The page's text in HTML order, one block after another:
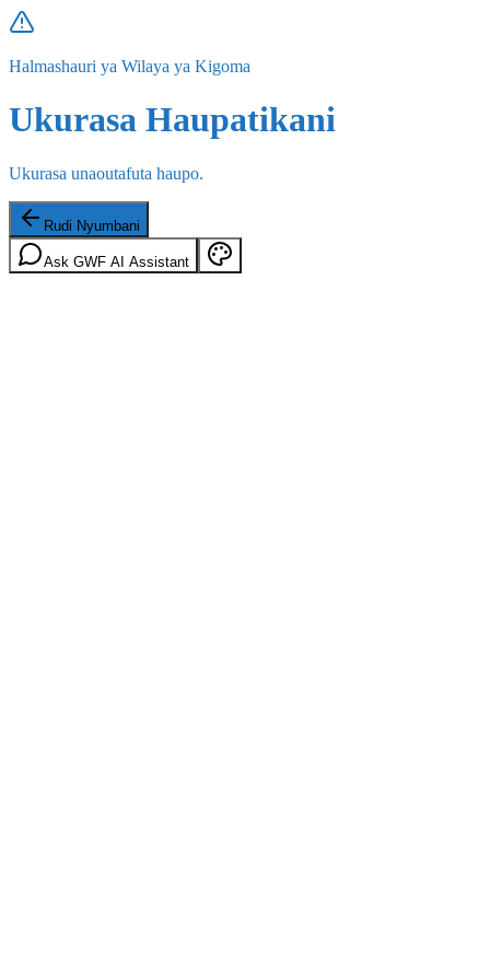
Halmashauri ya Wilaya ya Kigoma
Ukurasa Haupatikani
Ukurasa unaoutafuta haupo.
Rudi Nyumbani
Ask GWF AI Assistant